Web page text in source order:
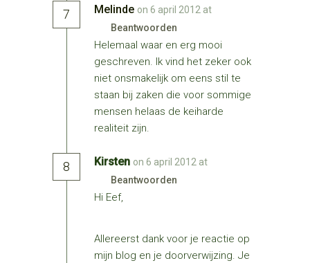
7 Melinde on 6 april 2012 at
Beantwoorden
Helemaal waar en erg mooi
geschreven. Ik vind het zeker ook
niet onsmakelijk om eens stil te
staan bij zaken die voor sommige
mensen helaas de keiharde
realiteit zijn.
8 Kirsten on 6 april 2012 at
Beantwoorden
Hi Eef,
Allereerst dank voor je reactie op
mijn blog en je doorverwijzing. Je